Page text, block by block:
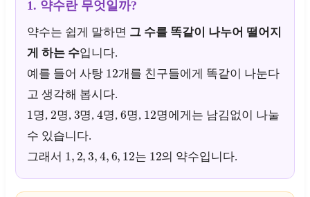
1. 약수란 무엇일까?
약수는 쉽게 말하면 그 수를 똑같이 나누어 떨어지
게 하는 수입니다.
예를 들어 사탕 12개를 친구들에게 똑같이 나눈다
고 생각해 봅시다.
1 명, 2명, 3명,4명,6명, 12명에게는 남김없이 나눌
수 있습니다.
그래서 1 2, 3, ,6 ,12 는 12의 약수입니다.